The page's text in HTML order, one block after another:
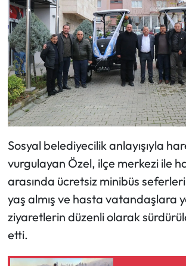
Sosyal belediyecilik anlayışıyla
vurgulayan Özel, ilçe merkezi ile
arasında ücretsiz minibüs
yaş almış ve hasta vatandaşlara
ziyaretlerin düzenli olarak
etti.